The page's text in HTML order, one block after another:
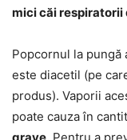
mici căi respiratorii
Popcornul la pungă
este diacetil (pe
produs). Vaporii
poate cauza în